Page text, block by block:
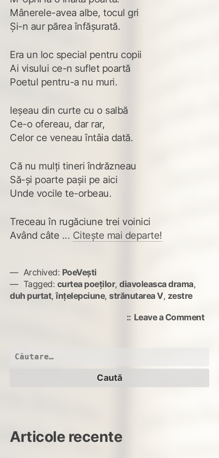
Mânerele-avea albe, tocul gri
Şi-n aur părea înfăşurată.
Era un loc special pentru copii
Ai visului ce-n suflet poartă
Poetul pentru-a nu muri.
Ieşeau din curte cu o salbă
Ce-o ofereau, dar rar,
Celor ce veneau întâia dată.
Că nu mulţi tineri îndrăzneau
Să-şi poarte paşii pe aici
Unde vocile te-orbeau.
Treceau în rugăciune trei voinici
Având câte ... Citește mai departe!
Archived: PoeVești
Tagged: curtea poeţilor, diavoleasca drama,
duh purtat,înțelepciune, strănutarea V, zestre
Leave a Commenton
Caută
Articole recente